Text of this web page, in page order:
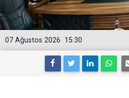
15:30
07 Ağustos 2026